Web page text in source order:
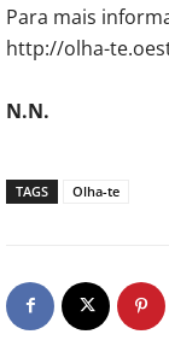
Para mais
http://olha-
N.N.
TAGS Olha-te